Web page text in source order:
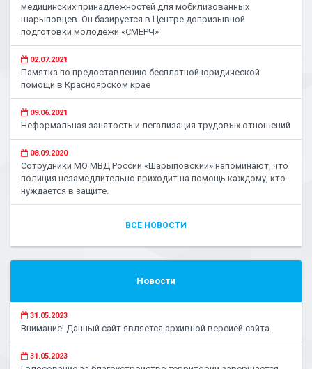
медицинских принадлежностей для мобилизованных
шарыповцев. Он базируется в Центре допризывной
подготовки молодежи «СМЕРЧ»
02.07.2021
Памятка по предоставлению бесплатной юридической
помощи в Красноярском крае
09.06.2021
Неформальная занятость и легализация трудовых отношений
08.09.2020
Сотрудники МО МВД России «Шарыповский» напоминают, что
полиция незамедлительно приходит на помощь каждому, кто
нуждается в защите.
ВСЕ НОВОСТИ
Новости
31.05.2023
Внимание! Данный сайт является архивной версией сайта.
31.05.2023